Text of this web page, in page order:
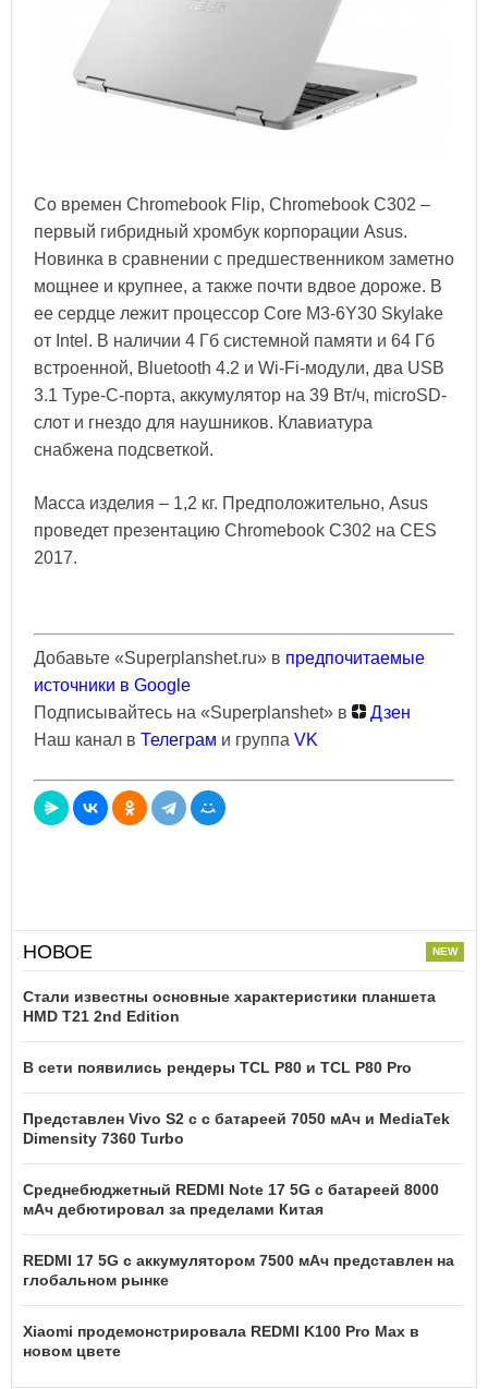
Со времен Chromebook Flip, Chromebook C302 –
первый гибридный хромбук корпорации Asus.
Новинка в сравнении с предшественником заметно
мощнее и крупнее, а также почти вдвое дороже. В
ее сердце лежит процессор Core M3-6Y30 Skylake
от Intel. В наличии 4 Гб системной памяти и 64 Гб
встроенной, Bluetooth 4.2 и Wi-Fi-модули, два USB
3.1 Type-C-порта, аккумулятор на 39 Вт/ч, microSD-
слот и гнездо для наушников. Клавиатура
снабжена подсветкой.
Масса изделия – 1,2 кг. Предположительно, Asus
проведет презентацию Chromebook C302 на CES
2017.
Добавьте «Superplanshet.ru» в предпочитаемые
источники в Google
Подписывайтесь на «Superplanshet» в
Дзен
Наш канал в Телеграм и группа VK
НОВОЕ
Стали известны основные характеристики планшета
HMD T21 2nd Edition
В сети появились рендеры TCL P80 и TCL P80 Pro
Представлен Vivo S2 с с батареей 7050 мАч и MediaTek
Dimensity 7360 Turbo
Среднебюджетный REDMI Note 17 5G с батареей 8000
мАч дебютировал за пределами Китая
REDMI 17 5G c аккумулятором 7500 мАч представлен на
глобальном рынке
Xiaomi продемонстрировала REDMI K100 Pro Max в
новом цвете